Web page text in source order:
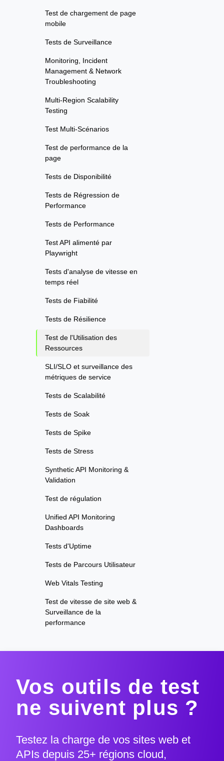
Test de chargement de page
mobile
Tests de Surveillance
Monitoring, Incident
Management & Network
Troubleshooting
Multi-Region Scalability
Testing
Test Multi-Scénarios
Test de performance de la
page
Tests de Disponibilité
Tests de Régression de
Performance
Tests de Performance
Test API alimenté par
Playwright
Tests d'analyse de vitesse en
temps réel
Tests de Fiabilité
Tests de Résilience
Test de l'Utilisation des
Ressources
SLI/SLO et surveillance des
métriques de service
Tests de Scalabilité
Tests de Soak
Tests de Spike
Tests de Stress
Synthetic API Monitoring &
Validation
Test de régulation
Unified API Monitoring
Dashboards
Tests d'Uptime
Tests de Parcours Utilisateur
Web Vitals Testing
Test de vitesse de site web &
Surveillance de la
performance
Vos outils de test
ne suivent plus ?
Testez la charge de vos sites web et
APIs depuis 25+ régions cloud,